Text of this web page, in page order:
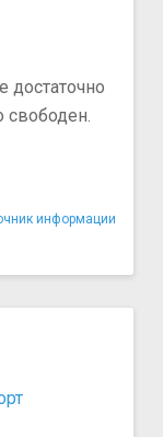
свободен.
информации